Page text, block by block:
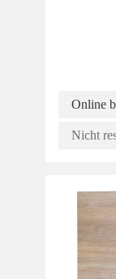
Online
Nicht